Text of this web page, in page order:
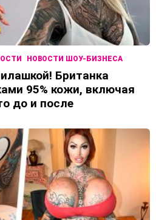
НОВОСТИ ШОУ-БИЗНЕСА
Британка
95% кожи, включая
до и после